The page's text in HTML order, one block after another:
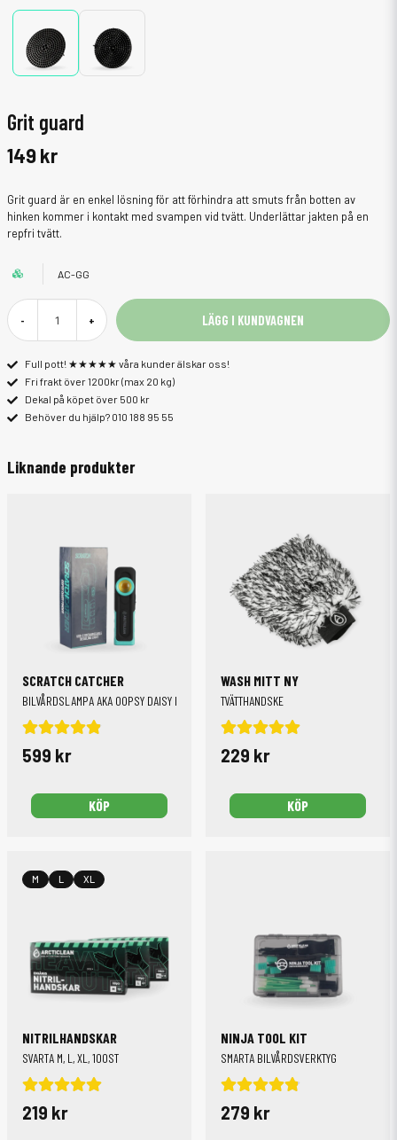
Grit guard
149 kr
Grit guard är en enkel lösning för att förhindra att smuts från botten av
hinken kommer i kontakt med svampen vid tvätt. Underlättar jakten på en
repfri tvätt.
AC-GG
- + LÄGG I KUNDVAGNEN
Full pott! ★★★★★ våra kunder älskar oss!
Fri frakt över 1200kr (max 20 kg)
Dekal på köpet över 500 kr
Behöver du hjälp? 010 188 95 55
Liknande produkter
SCRATCH CATCHER
BILVÅRDSLAMPA AKA OOPSY DAISY FINDER
599 kr
KÖP
WASH MITT NY
TVÄTTHANDSKE
229 kr
KÖP
NITRILHANDSKAR
SVARTA M, L, XL, 100ST
219 kr
M L XL
NINJA TOOL KIT
SMARTA BILVÅRDSVERKTYG
279 kr